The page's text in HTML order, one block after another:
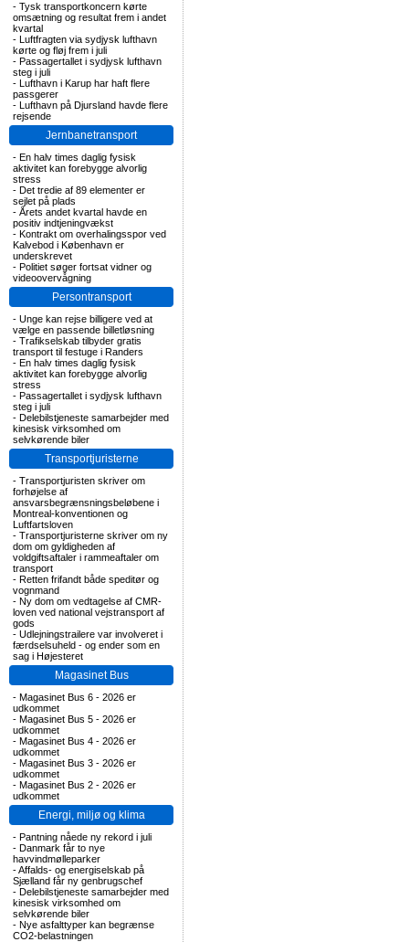
- Tysk transportkoncern kørte
omsætning og resultat frem i andet
kvartal
- Luftfragten via sydjysk lufthavn
kørte og fløj frem i juli
- Passagertallet i sydjysk lufthavn
steg i juli
- Lufthavn i Karup har haft flere
passgerer
- Lufthavn på Djursland havde flere
rejsende
Jernbanetransport
- En halv times daglig fysisk
aktivitet kan forebygge alvorlig
stress
- Det tredie af 89 elementer er
sejlet på plads
- Årets andet kvartal havde en
positiv indtjeningvækst
- Kontrakt om overhalingsspor ved
Kalvebod i København er
underskrevet
- Politiet søger fortsat vidner og
videoovervågning
Persontransport
- Unge kan rejse billigere ved at
vælge en passende billetløsning
- Trafikselskab tilbyder gratis
transport til festuge i Randers
- En halv times daglig fysisk
aktivitet kan forebygge alvorlig
stress
- Passagertallet i sydjysk lufthavn
steg i juli
- Delebilstjeneste samarbejder med
kinesisk virksomhed om
selvkørende biler
Transportjuristerne
- Transportjuristen skriver om
forhøjelse af
ansvarsbegrænsningsbeløbene i
Montreal-konventionen og
Luftfartsloven
- Transportjuristerne skriver om ny
dom om gyldigheden af
voldgiftsaftaler i rammeaftaler om
transport
- Retten frifandt både speditør og
vognmand
- Ny dom om vedtagelse af CMR-
loven ved national vejstransport af
gods
- Udlejningstrailere var involveret i
færdselsuheld - og ender som en
sag i Højesteret
Magasinet Bus
- Magasinet Bus 6 - 2026 er
udkommet
- Magasinet Bus 5 - 2026 er
udkommet
- Magasinet Bus 4 - 2026 er
udkommet
- Magasinet Bus 3 - 2026 er
udkommet
- Magasinet Bus 2 - 2026 er
udkommet
Energi, miljø og klima
- Pantning nåede ny rekord i juli
- Danmark får to nye
havvindmølleparker
-Affalds- og energiselskab på
Sjælland får ny genbrugschef
- Delebilstjeneste samarbejder med
kinesisk virksomhed om
selvkørende biler
- Nye asfalttyper kan begrænse
CO2-belastningen